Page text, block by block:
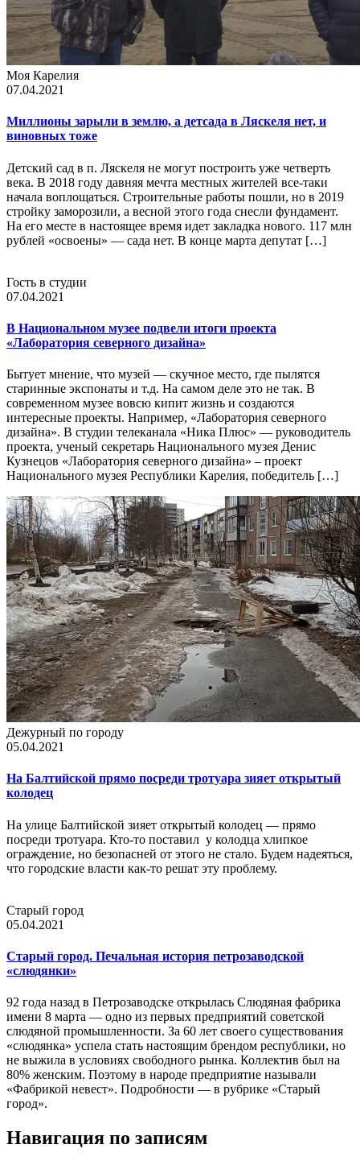
Моя Карелия
07.04.2021
Миллионы зарыли в землю, а детсада в Ляскеля нет, и
виновных тоже
Детский сад в п. Ляскеля не могут построить уже четверть
века. В 2018 году давняя мечта местных жителей все-таки
начала воплощаться. Строительные работы пошли, но в 2019
стройку заморозили, а весной этого года снесли фундамент.
На его месте в настоящее время идет закладка нового. 117 млн
рублей «освоены» — сада нет. В конце марта депутат […]
Гость в студии
07.04.2021
В Национальном музее подвели итоги проекта
«Лаборатория северного дизайна»
Бытует мнение, что музей — скучное место, где пылятся
старинные экспонаты и т.д. На самом деле это не так. В
современном музее вовсю кипит жизнь и создаются
интересные проекты. Например, «Лаборатория северного
дизайна». В студии телеканала «Ника Плюс» — руководитель
проекта, ученый секретарь Национального музея Денис
Кузнецов «Лаборатория северного дизайна» – проект
Национального музея Республики Карелия, победитель […]
Дежурный по городу
05.04.2021
На Балтийской прямо посреди тротуара зияет открытый
колодец
На улице Балтийской зияет открытый колодец — прямо
посреди тротуара. Кто-то поставил у колодца хлипкое
ограждение, но безопасней от этого не стало. Будем надеяться,
что городские власти как-то решат эту проблему.
Старый город
05.04.2021
Старый город. Печальная история петрозаводской
«слюдянки»
92 года назад в Петрозаводске открылась Слюдяная фабрика
имени 8 марта — одно из первых предприятий советской
слюдяной промышленности. За 60 лет своего существования
«слюдянка» успела стать настоящим брендом республики, но
не выжила в условиях свободного рынка. Коллектив был на
80% женским. Поэтому в народе предприятие называли
«Фабрикой невест». Подробности — в рубрике «Старый
город».
Навигация по записям